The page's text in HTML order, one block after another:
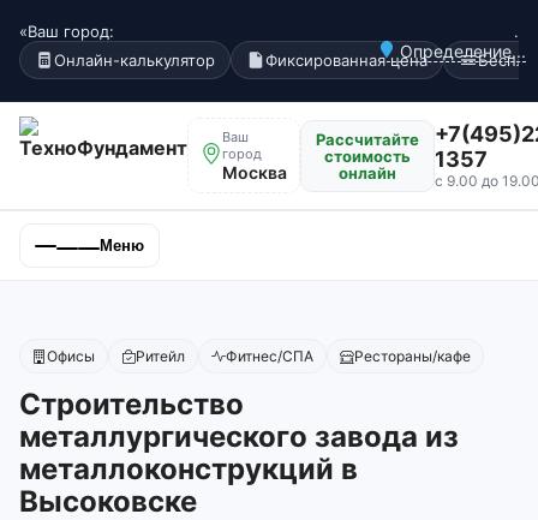
«Ваш город:
Определение...
.
Онлайн-калькулятор
Фиксированная цена
Ваш
город
Москва
Рассчитайте
стоимость
онлайн
1357
с 9.00 до
Меню
Офисы Ритейл Фитнес/СПА Рестораны/кафе
Строительство
металлургического завода из
металлоконструкций в
Высоковске